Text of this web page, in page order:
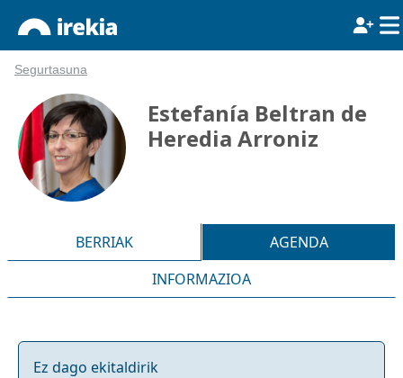
Segurtasuna
Estefanía Beltran de
Heredia Arroniz
BERRIAK
AGENDA
INFORMAZIOA
Ez dago ekitaldirik